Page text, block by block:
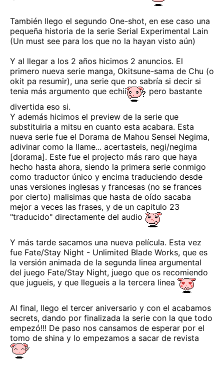
También llego el segundo One-shot, en ese caso una
pequeña historia de la serie Serial Experimental Lain
(Un must see para los que no la hayan visto aún)
Y al llegar a los 2 años hicimos 2 anuncios. El
primero nueva serie manga, Okitsune-sama de Chu (o
okit pa resumir), una serie que no sabría si decir si
tenia más argumento que echii
pero bastante
divertida eso si.
Y además hicimos el preview de la serie que
substituiria a mitsu en cuanto esta acabara. Esta
nueva serie fue el Dorama de Mahou Sensei Negima,
adivinar como la llame... acertasteis, negi/negima
[dorama]. Este fue el projecto más raro que haya
hecho hasta ahora, siendo la primera serie conmigo
como traductor único y encima traduciendo desde
unas versiones inglesas y francesas (no se frances
por cierto) malisimas que hasta de oído sacaba
mejor a veces las frases, y de un capitulo 23
"traducido" directamente del audio
Y más tarde sacamos una nueva película. Esta vez
fue Fate/Stay Night - Unlimited Blade Works, que es
la versión animada de la segunda linea argumental
del juego Fate/Stay Night, juego que os recomiendo
que jugueis, y que llegueis a la tercera linea
Al final, llego el tercer aniversario y con el acabamos
secrets, dando por finalizada la serie con la que todo
empezó!!! De paso nos cansamos de esperar por el
tomo de shina y lo empezamos a sacar de revista